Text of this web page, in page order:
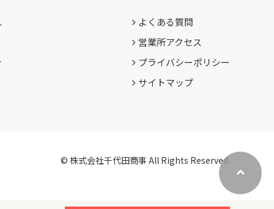
よくある質問
営業所アクセス
プライバシーポリシー
サイトマップ
© 株式会社千代田商事 All Rights Reserved.